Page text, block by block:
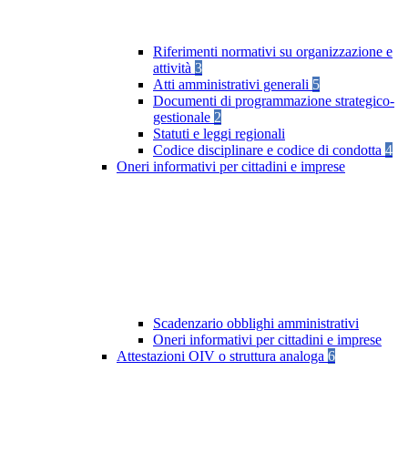
Riferimenti normativi su organizzazione e
attività 3
Atti amministrativi generali 5
Documenti di programmazione strategico-
gestionale 2
Statuti e leggi regionali
Codice disciplinare e codice di condotta 4
Oneri informativi per cittadini e imprese
Scadenzario obblighi amministrativi
Oneri informativi per cittadini e imprese
Attestazioni OIV o struttura analoga 6